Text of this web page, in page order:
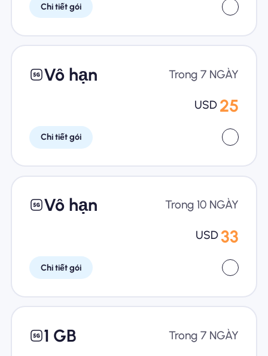
Chi tiết gói
Vô hạn Trong 7 NGÀY
USD 25
Chi tiết gói
Vô hạn Trong 10 NGÀY
USD 33
Chi tiết gói
1 GB Trong 7 NGÀY